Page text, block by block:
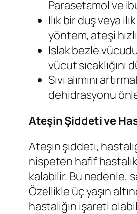
Parasetamol ve
Ilık bir duş veya
yöntem, ateşi
Islak bezle
vücut sıcaklığını
Sıvı alımını
dehidrasyonu
Ateşin Şiddeti ve
Ateşin şiddeti,
nispeten hafif
kalabilir. Bu nedenle,
Özellikle üç yaşın
hastalığın işareti